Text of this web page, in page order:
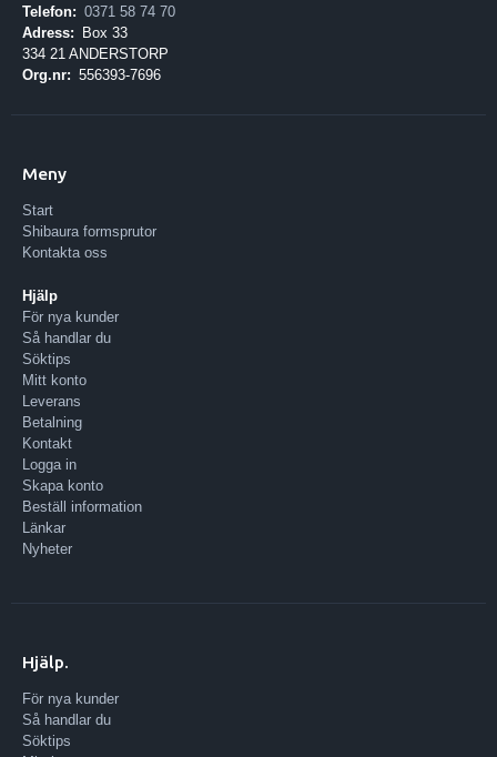
Telefon: 0371 58 74 70
Adress:
Box 33
334 21 ANDERSTORP
Org.nr: 556393-7696
Meny
Start
Shibaura formsprutor
Kontakta oss
Hjälp
För nya kunder
Så handlar du
Söktips
Mitt konto
Leverans
Betalning
Kontakt
Logga in
Skapa konto
Beställ information
Länkar
Nyheter
Hjälp.
För nya kunder
Så handlar du
Söktips